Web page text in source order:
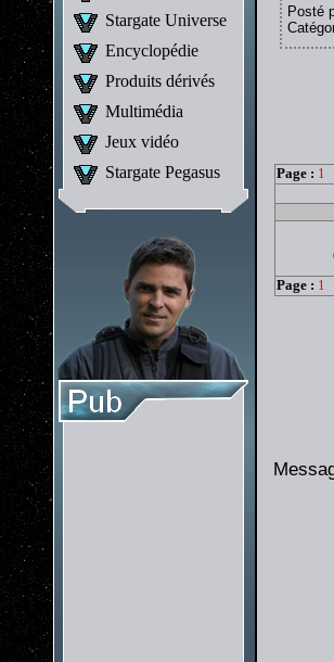
Stargate Universe
Encyclopédie
Produits dérivés
Multimédia
Jeux vidéo
Stargate Pegasus
Posté
Page : 1
Page : 1